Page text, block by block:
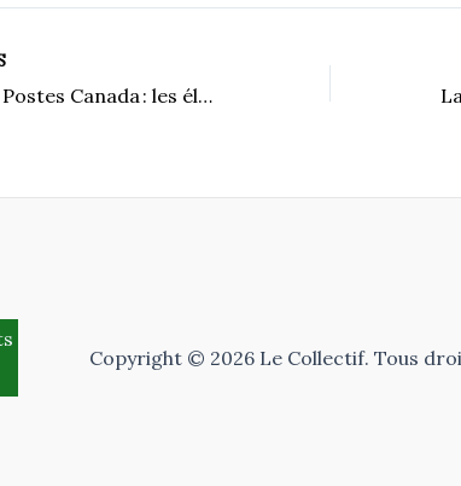
Grève chez Postes Canada : les élections municipales à risque ?
Copyright © 2026 Le Collectif. Tous